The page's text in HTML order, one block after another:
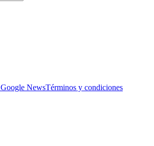
Google NewsTérminos y condiciones